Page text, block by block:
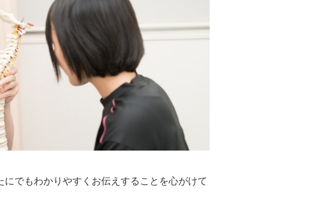
でもわかりやすくお伝えすることを心がけて